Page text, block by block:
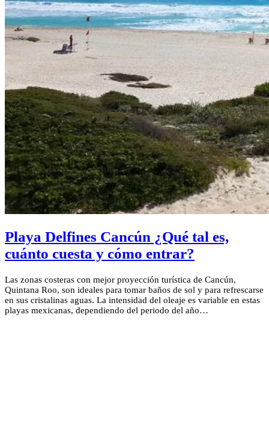
Playa Delfines Cancún ¿Qué tal es,
cuánto cuesta y cómo entrar?
Las zonas costeras con mejor proyección turística de Cancún,
Quintana Roo, son ideales para tomar baños de sol y para refrescarse
en sus cristalinas aguas. La intensidad del oleaje es variable en estas
playas mexicanas, dependiendo del periodo del año…